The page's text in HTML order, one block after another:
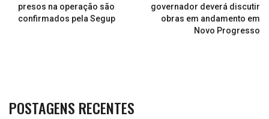
presos na operação são
confirmados pela Segup
governador deverá discutir
obras em andamento em
Novo Progresso
POSTAGENS RECENTES